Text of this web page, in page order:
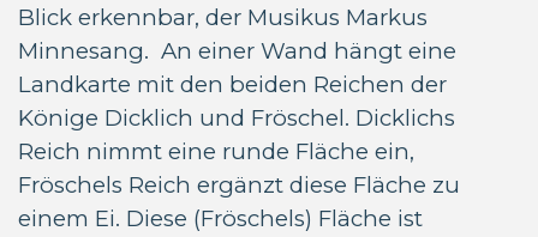
Blick erkennbar, der Musikus Markus
Minnesang. An einer Wand hängt eine
Landkarte mit den beiden Reichen der
Könige Dicklich und Fröschel. Dicklichs
Reich nimmt eine runde Fläche ein,
Fröschels Reich ergänzt diese Fläche zu
einem Ei. Diese (Fröschels) Fläche ist